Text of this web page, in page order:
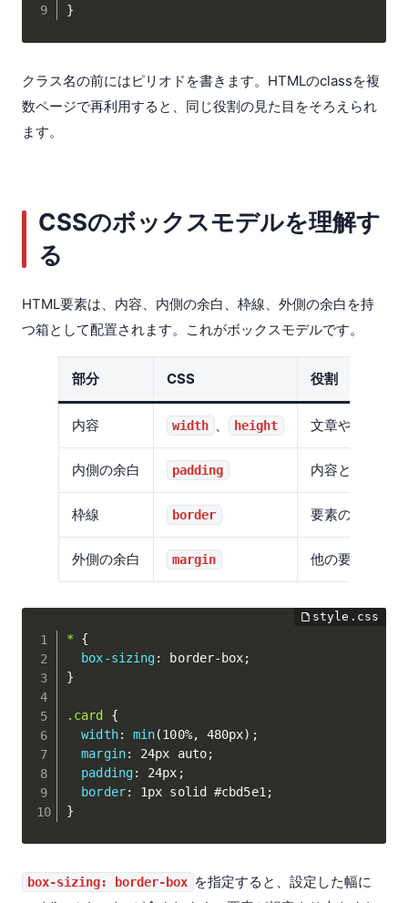
}
クラス名の前にはピリオドを書きます。HTMLのclassを複
数ページで再利用すると、同じ役割の見た目をそろえられ
ます。
CSSのボックスモデルを理解す
る
HTML要素は、内容、内側の余白、枠線、外側の余白を持
つ箱として配置されます。これがボックスモデルです。
部分 CSS 役割
内容 width height 文章や画像が
内側の余白 padding 内容と枠線の
枠線 border 要素の境界を
外側の余白 margin 他の要素との
*
{
box-sizing: border-box;
}
.card
{
width: min(100%, 480px) ;
margin: 24px auto;
padding: 24px ;
border: 1px solid #cbd5e1;
}
box-sizing: border-box を指定すると、設定した幅に